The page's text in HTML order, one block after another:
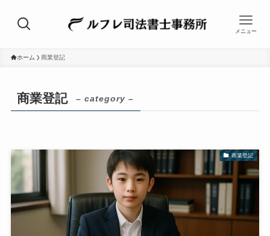
メニュー
ホーム 商業登記
商業登記 – category –
商業登記